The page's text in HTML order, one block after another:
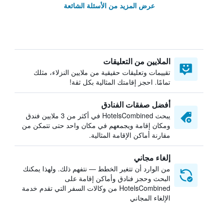
عرض المزيد من الأسئلة الشائعة
الملايين من التعليقات
تقييمات وتعليقات حقيقية من ملايين النزلاء، مثلك
تمامًا. احجز إقامتك المثالية بكل ثقة!
أفضل صفقات الفنادق
يبحث HotelsCombined في أكثر من 3 ملايين فندق
ومكان إقامة ويجمعهم في مكان واحد حتى تتمكن من
مقارنة أماكن الإقامة المثالية.
إلغاء مجاني
من الوارد أن تتغير الخطط — نتفهم ذلك. ولهذا يمكنك
البحث وحجز فنادق وأماكن إقامة على
HotelsCombined من وكالات السفر التي تقدم خدمة
الإلغاء المجاني